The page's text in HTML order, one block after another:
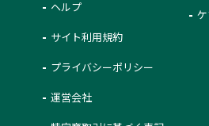
ヘルプ
サイト利用規約
プライバシーポリシー
運営会社